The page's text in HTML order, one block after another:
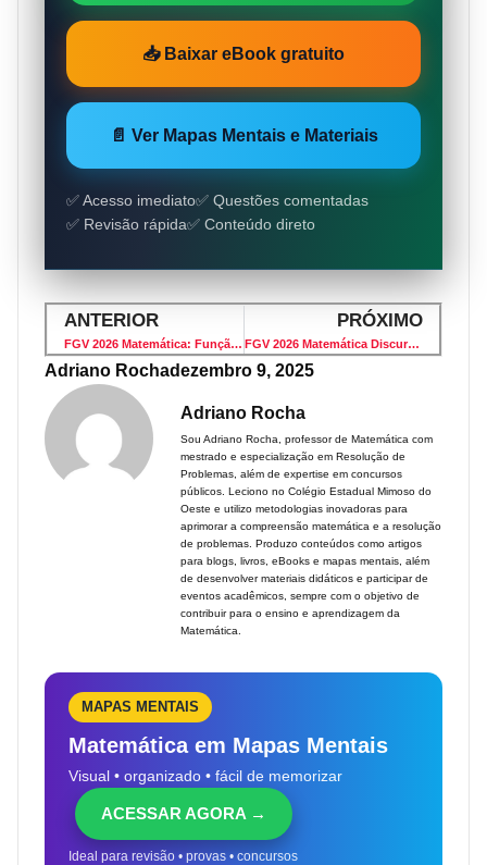
📥 Baixar eBook gratuito
📄 Ver Mapas Mentais e Materiais
✅ Acesso imediato✅ Questões comentadas
✅ Revisão rápida✅ Conteúdo direto
ANTERIOR
FGV 2026 Matemática: Função Trigonométrica no Preço de Fruta Sazonal (Questão 15 Resolvida)
PRÓXIMO
FGV 2026 Matemática Discursiva: Média Aritmética e Números Iguais a 13 (Questão 2 Resolvida)
Adriano Rochadezembro 9, 2025
Adriano Rocha
Sou Adriano Rocha, professor de Matemática com
mestrado e especialização em Resolução de
Problemas, além de expertise em concursos
públicos. Leciono no Colégio Estadual Mimoso do
Oeste e utilizo metodologias inovadoras para
aprimorar a compreensão matemática e a resolução
de problemas. Produzo conteúdos como artigos
para blogs, livros, eBooks e mapas mentais, além
de desenvolver materiais didáticos e participar de
eventos acadêmicos, sempre com o objetivo de
contribuir para o ensino e aprendizagem da
Matemática.
MAPAS MENTAIS
Matemática em Mapas Mentais
Visual • organizado • fácil de memorizar
ACESSAR AGORA →
Ideal para revisão • provas • concursos